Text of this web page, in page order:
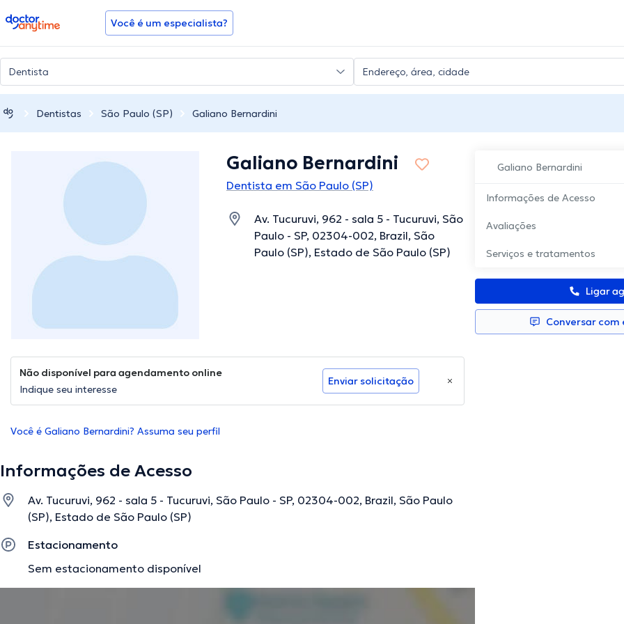
doctoranytime Você é um especialista?
Dentistas São Paulo (SP) Galiano Bernardini
Galiano Bernardini
Informações de Acesso
Avaliações
Serviços e tratamentos
Ligar
Conversar com
Galiano Bernardini
Dentista em São Paulo (SP)
Av. Tucuruvi, 962 - sala 5 - Tucuruvi, São
Paulo - SP, 02304-002, Brazil, São
Paulo (SP), Estado de São Paulo (SP)
Não disponível para agendamento online
Indique seu interesse
Enviar solicitação
Você é Galiano Bernardini? Assuma seu perfil
Informações de Acesso
Av. Tucuruvi, 962 - sala 5 - Tucuruvi, São Paulo - SP, 02304-002, Brazil, São Paulo
(SP), Estado de São Paulo (SP)
Estacionamento
Sem estacionamento disponível